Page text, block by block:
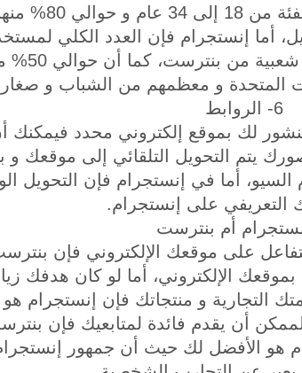
بالنسبة لبنترست فإن
أما إنستجرام فإن العدد الكلي
الرجال أكبر
المتحدة و معظمهم من الشباب و
6- الروابط
لك بموقع إلكتروني محدد فيمكنك
يتم التحويل التلقائي إلى موقعك و
أما في إنستجرام فإن التحويل
التعريفي على إنستجرام.
على موقعك الإلكتروني فإن
الإلكتروني، أما لو كان هدفك
التجارية و منتجاتك فإن إنستجرام
أن يقدم فائدة لمتابعيك فإن
هو الأفضل لك حيث أن جمهور